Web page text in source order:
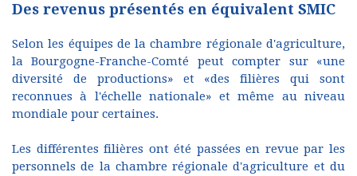
Des revenus présentés en équivalent SMIC
Selon les équipes de la chambre régionale d'agriculture,
la Bourgogne-Franche-Comté peut compter sur «une
diversité de productions» et «des filières qui sont
reconnues à l'échelle nationale» et même au niveau
mondiale pour certaines.
Les différentes filières ont été passées en revue par les
personnels de la chambre régionale d'agriculture et du